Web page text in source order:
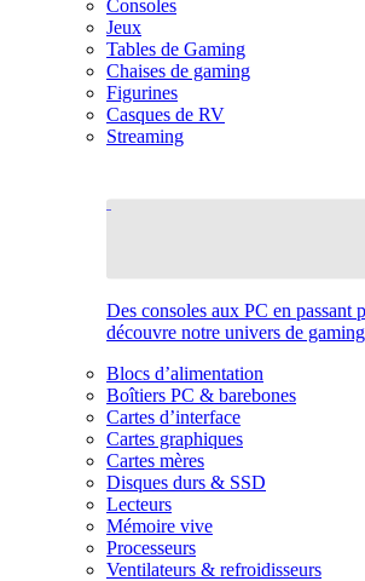
Consoles
Jeux
Tables de Gaming
Chaises de gaming
Figurines
Casques de RV
Streaming
Des consoles aux PC en passant
découvre notre univers de gaming
Blocs d’alimentation
Boîtiers PC & barebones
Cartes d’interface
Cartes graphiques
Cartes mères
Disques durs & SSD
Lecteurs
Mémoire vive
Processeurs
Ventilateurs & refroidisseurs